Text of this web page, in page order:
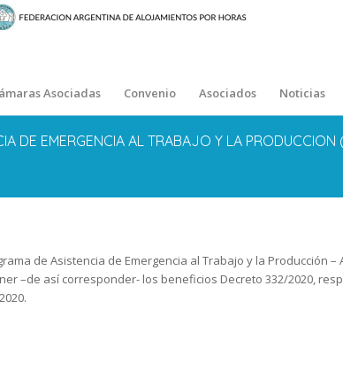
Asociadas Convenio Asociados Noticias
DE EMERGENCIA AL TRABAJO Y LA PRODUCCION
de Asistencia de Emergencia al Trabajo y la Producción –
–de así corresponder- los beneficios Decreto 332/2020,